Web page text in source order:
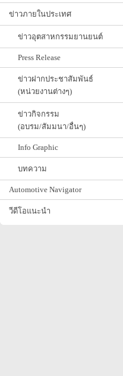
ข่าวภายในประเทศ
ข่าวอุตสาหกรรมยานยนต์
Press Release
ข่าวฝากประชาสัมพันธ์
(หน่วยงานต่างๆ)
ข่าวกิจกรรม
(อบรม/สัมมนา/อื่นๆ)
Info Graphic
บทความ
Automotive Navigator
วีดีโอแนะนำ